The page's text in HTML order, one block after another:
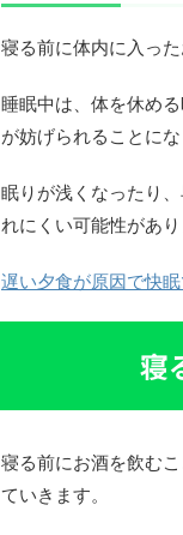
寝る前に体内に入っ
睡眠中は、体を休め
が妨げられることにな
眠りが浅くなったり
れにくい可能性があり
遅い夕食が原因で快
寝
寝る前にお酒を飲む
ていきます。